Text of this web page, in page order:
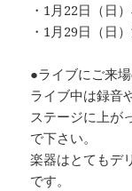
・1月22日（日
・1月29日（日
●ライブにご来
ライブ中は録音
ステージに上が
で下さい。
楽器はとてもデ
です。